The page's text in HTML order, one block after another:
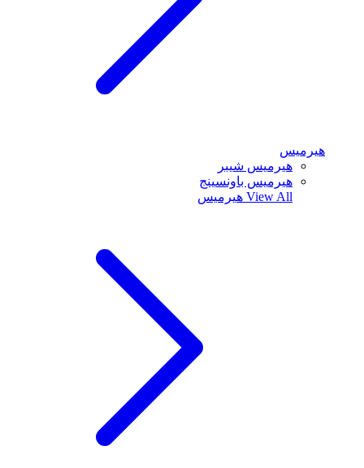
هيرميس
هيرميس شيبر
هيرميس باونسينج
View All هيرميس